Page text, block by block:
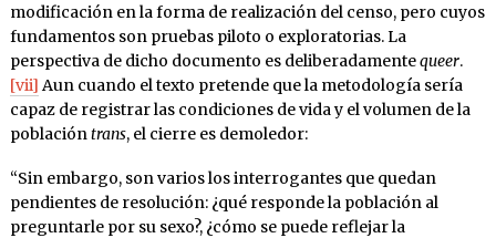
modificación en la forma de realización del censo, pero cuyos
fundamentos son pruebas piloto o exploratorias. La
perspectiva de dicho documento es deliberadamentequeer.
[vii] Aun cuando el texto pretende que la metodología sería
capaz de registrar las condiciones de vida y el volumen de la
población trans, el cierre es demoledor:
“Sin embargo, son varios los interrogantes que quedan
pendientes de resolución: ¿qué responde la población al
preguntarle por su sexo?, ¿cómo se puede reflejar la